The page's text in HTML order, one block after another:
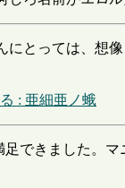
とっては、想
: 亜細亜ノ蛾
できました。